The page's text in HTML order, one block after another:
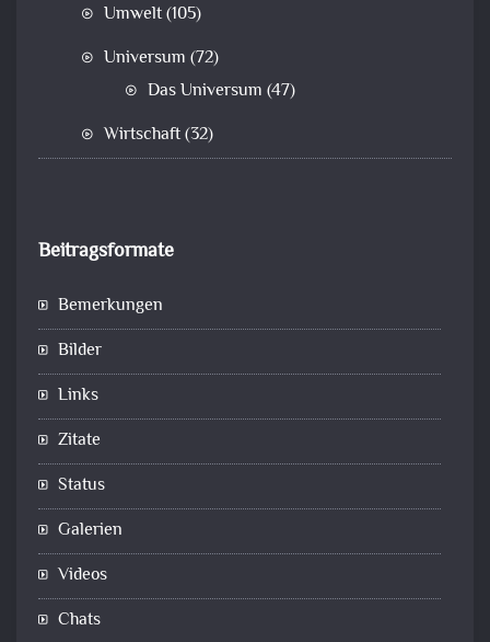
Umwelt(105)
Universum (72)
Das Universum (47)
Wirtschaft(32)
Beitragsformate
Bemerkungen
Bilder
Links
Zitate
Status
Galerien
Videos
Chats